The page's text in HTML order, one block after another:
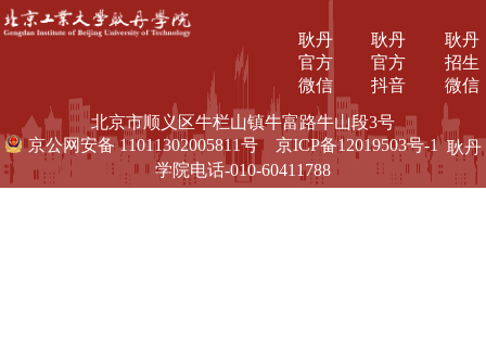
耿丹
招生
微信
耿丹
官方
抖音
耿丹
官方
微信
北京市顺义区牛栏山镇牛富路牛山段3号
京公网安备 11011302005811号
京ICP备12019503号-1耿丹
学院电话-010-60411788